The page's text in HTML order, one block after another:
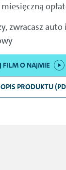
zwracasz
FILM O NAJMIE
PRODUKTU